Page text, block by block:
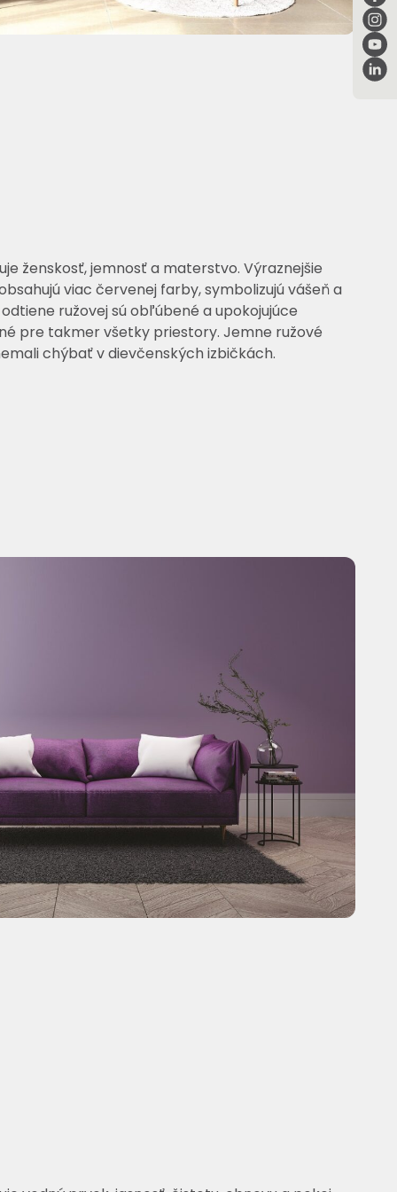
ženskosť, jemnosť a materstvo. Výraznejšie
viac červenej farby, symbolizujú vášeň a
ružovej sú obľúbené a upokojujúce
pre takmer všetky priestory. Jemne ružové
chýbať v dievčenských izbičkách.